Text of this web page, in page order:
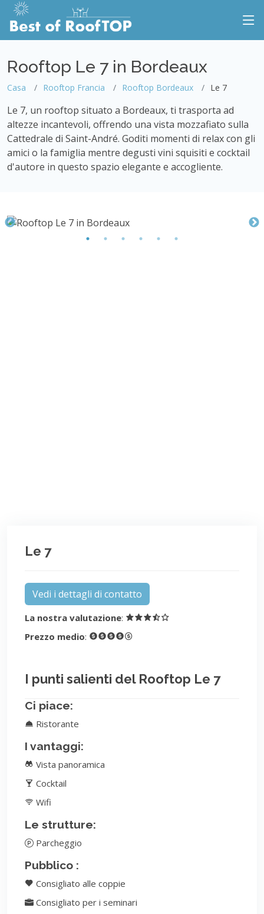
Rooftop Le 7 in Bordeaux
Casa Rooftop Francia Rooftop Bordeaux Le 7
Le 7, un rooftop situato a Bordeaux, ti trasporta ad
altezze incantevoli, offrendo una vista mozzafiato sulla
Cattedrale di Saint-André. Goditi momenti di relax con gli
amici o la famiglia mentre degusti vini squisiti e cocktail
d'autore in questo spazio elegante e accogliente.
Le 7
Vedi i dettagli di contatto
La nostra valutazione:
Prezzo medio:
I punti salienti del Rooftop Le 7
Ci piace:
Ristorante
I vantaggi:
Vista panoramica
Cocktail
Wifi
Le strutture:
Parcheggio
Pubblico :
Consigliato alle coppie
Consigliato per i seminari